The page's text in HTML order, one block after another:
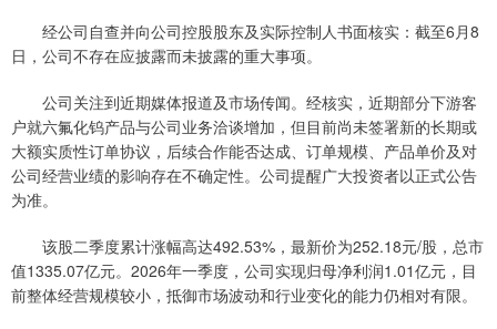
经公司自查并向公司控股股东及实际控制人书面核实：截至6月8
日，公司不存在应披露而未披露的重大事项。
公司关注到近期媒体报道及市场传闻。经核实，近期部分下游客
户就六氟化钨产品与公司业务洽谈增加，但目前尚未签署新的长期或
大额实质性订单协议，后续合作能否达成、订单规模、产品单价及对
公司经营业绩的影响存在不确定性。公司提醒广大投资者以正式公告
为准。
该股二季度累计涨幅高达492.53%，最新价为252.18元/股，总市
值1335.07亿元。2026年一季度，公司实现归母净利润1.01亿元，目
前整体经营规模较小，抵御市场波动和行业变化的能力仍相对有限。